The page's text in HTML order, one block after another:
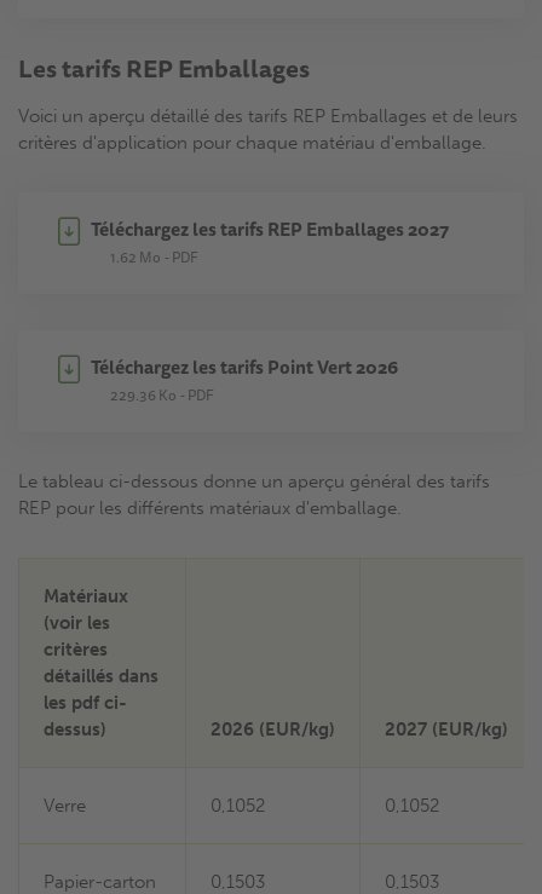
Les tarifs REP Emballages
Voici un aperçu détaillé des tarifs REP Emballages et de leurs
critères d'application pour chaque matériau d'emballage.
Téléchargez les tarifs REP Emballages 2027
1.62 Mo PDF
Téléchargez les tarifs Point Vert 2026
229.36 Ko PDF
Le tableau ci-dessous donne un aperçu général des tarifs
REP pour les différents matériaux d'emballage.
Matériaux
(voir les
critères
détaillés dans
les pdf ci-
dessus)
2026 (EUR/kg) 2027 (EUR/kg)
Verre 0,1052 0,1052
Papier-carton 0,1503 0,1503